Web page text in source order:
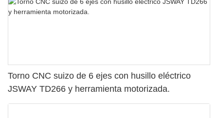
Torno CNC suizo de 6 ejes con husillo eléctrico
JSWAY TD266 y herramienta motorizada.